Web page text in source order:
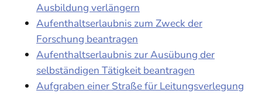
Ausbildung verlängern
Aufenthaltserlaubnis zum Zweck der
Forschung beantragen
Aufenthaltserlaubnis zur Ausübung der
selbständigen Tätigkeit beantragen
Aufgraben einer Straße für Leitungsverlegung